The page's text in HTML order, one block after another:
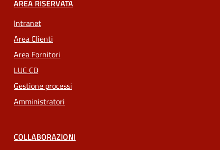
AREA RISERVATA
Intranet
Area Clienti
Area Fornitori
LUC CD
Gestione processi
Amministratori
COLLABORAZIONI